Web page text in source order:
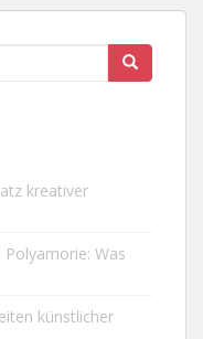
kreativer
Was
künstlicher